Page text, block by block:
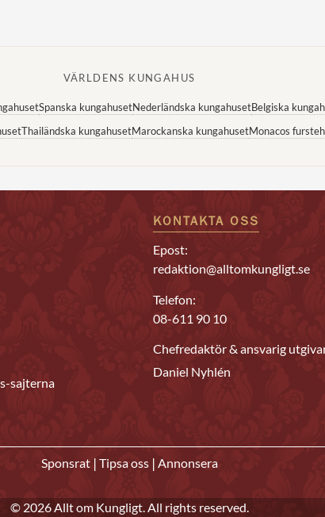
VÄRLDENS KUNGAHUS
Spanska kungahusetNederländska kungahusetBelgiska
Thailändska kungahusetMarockanska kungahusetMonacos
sajterna
KONTAKTA OSS
Epost:
redaktion@alltomkungligt.se
Telefon:
08-611 90 10
Chefredaktör & ansvarig
Daniel Nyhlén
Sponsrat | Tipsa oss | Annonsera
© 2026 Allt om Kungligt. All rights reserved.